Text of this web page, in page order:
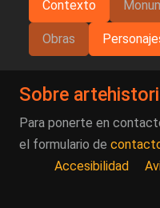
Contexto
Obras
Sobre
Para ponerte en
el formulario de
Accesibilidad